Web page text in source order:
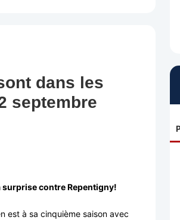
dans les
septembre
surprise contre Repentigny!
est à sa cinquième saison avec